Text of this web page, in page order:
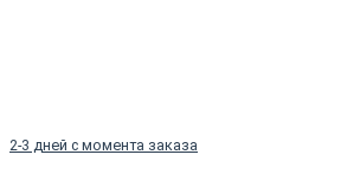
2-3 дней с момента заказа